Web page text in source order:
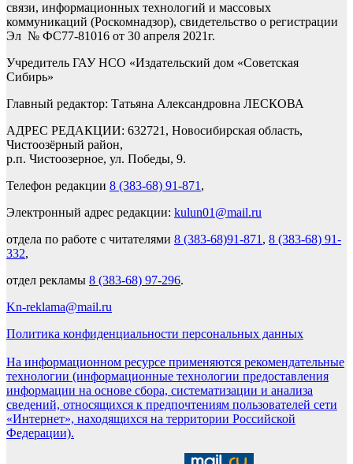
связи, информационных технологий и массовых
коммуникаций (Роскомнадзор), свидетельство о регистрации
Эл № ФС77-81016 от 30 апреля 2021г.
Учредитель ГАУ НСО «Издательский дом «Советская
Сибирь»
Главный редактор: Татьяна Александровна ЛЕСКОВА
АДРЕС РЕДАКЦИИ: 632721, Новосибирская область,
Чистоозёрный район,
р.п. Чистоозерное, ул. Победы, 9.
Телефон редакции 8 (383-68) 91-871 ,
Электронный адрес редакции: kulun01@mail.ru
отдела по работе с читателями 8 (383-68)91-871 , 8 (383-68) 91-
332,
отдел рекламы 8 (383-68) 97-296.
Kn-reklama@mail.ru
Политика конфиденциальности персональных данных
На информационном ресурсе применяются рекомендательные
технологии (информационные технологии предоставления
информации на основе сбора, систематизации и анализа
сведений, относящихся к предпочтениям пользователей сети
«Интернет», находящихся на территории Российской
Федерации).